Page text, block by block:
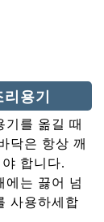
용기
기를 옮길 때
닥은 항상 깨
합니다.
에는 끓어 넘
사용하세합